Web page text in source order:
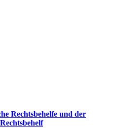
Rechtsbehelfe und der